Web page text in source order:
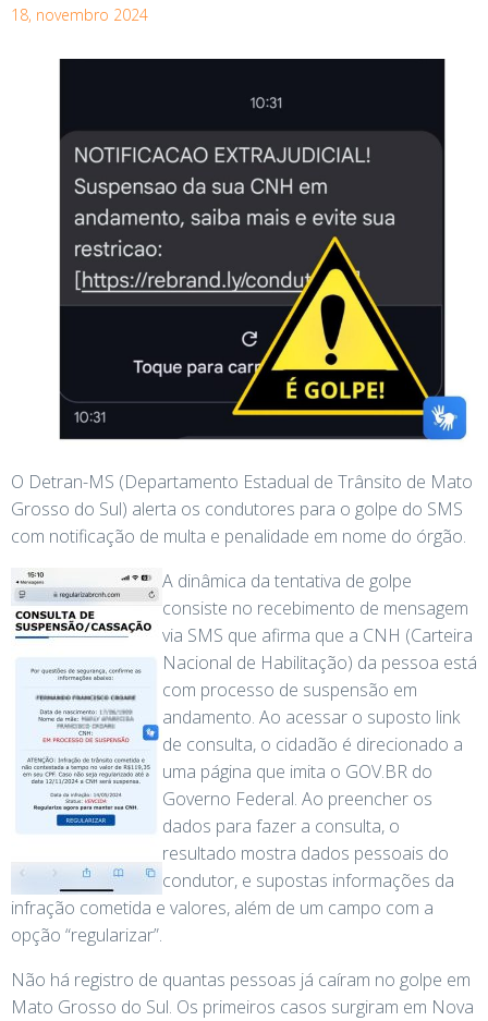
18, novembro 2024
O Detran-MS (Departamento Estadual de Trânsito de Mato
Grosso do Sul) alerta os condutores para o golpe do SMS
com notificação de multa e penalidade em nome do órgão.
A dinâmica da tentativa de golpe
consiste no recebimento de mensagem
via SMS que afirma que a CNH (Carteira
Nacional de Habilitação) da pessoa está
com processo de suspensão em
andamento. Ao acessar o suposto link
de consulta, o cidadão é direcionado a
uma página que imita o GOV.BR do
Governo Federal. Ao preencher os
dados para fazer a consulta, o
resultado mostra dados pessoais do
condutor, e supostas informações da
infração cometida e valores, além de um campo com a
opção “regularizar”.
Não há registro de quantas pessoas já caíram no golpe em
Mato Grosso do Sul. Os primeiros casos surgiram em Nova